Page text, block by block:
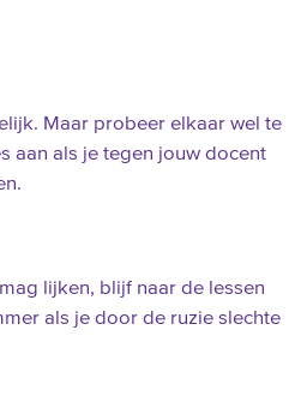
Maar probeer elkaar wel te
aan als je tegen jouw docent
lijken, blijf naar de lessen
als je door de ruzie slechte